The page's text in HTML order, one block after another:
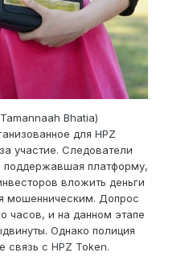
Bhatia)
для HPZ
участие. Следователи
поддержавшая платформу,
вложить деньги
мошенническим. Допрос
часов, и на данном этапе
Однако полиция
связь с HPZ Token.